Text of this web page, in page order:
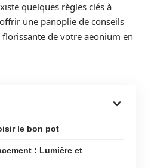
quelques règles clés à
une panoplie de conseils
de votre aeonium en
le bon pot
: Lumière et